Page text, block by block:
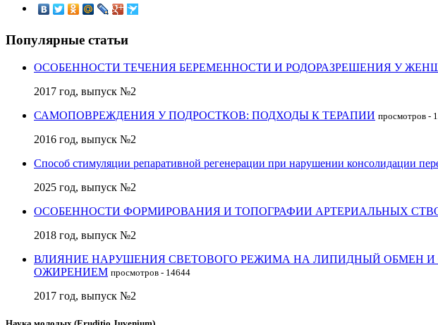
Популярные статьи
ОСОБЕННОСТИ ТЕЧЕНИЯ БЕРЕМЕННОСТИ И РОДОРАЗРЕШЕНИЯ У
2017 год, выпуск №2
САМОПОВРЕЖДЕНИЯ У ПОДРОСТКОВ: ПОДХОДЫ К ТЕРАПИИ просмотров -
2016 год, выпуск №2
Способ стимуляции репаративной регенерации при нарушении консолидации
2025 год, выпуск №2
ОСОБЕННОСТИ ФОРМИРОВАНИЯ И ТОПОГРАФИИ АРТЕРИАЛЬНЫХ
2018 год, выпуск №2
ВЛИЯНИЕ НАРУШЕНИЯ СВЕТОВОГО РЕЖИМА НА ЛИПИДНЫЙ ОБМЕН
ОЖИРЕНИЕМ просмотров - 14644
2017 год, выпуск №2